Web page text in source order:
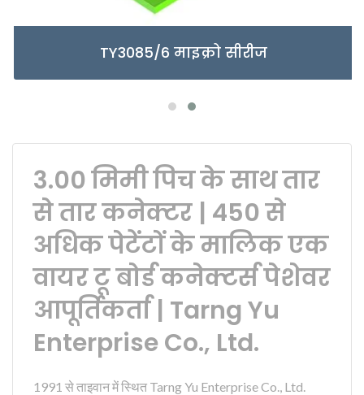
TY3085/6 माइक्रो सीरीज
3.00 मिमी पिच के साथ तार
से तार कनेक्टर | 450 से
अधिक पेटेंटों के मालिक एक
वायर टू बोर्ड कनेक्टर्स पेशेवर
आपूर्तिकर्ता | Tarng Yu
Enterprise Co., Ltd.
1991 से ताइवान में स्थित Tarng Yu Enterprise Co., Ltd.